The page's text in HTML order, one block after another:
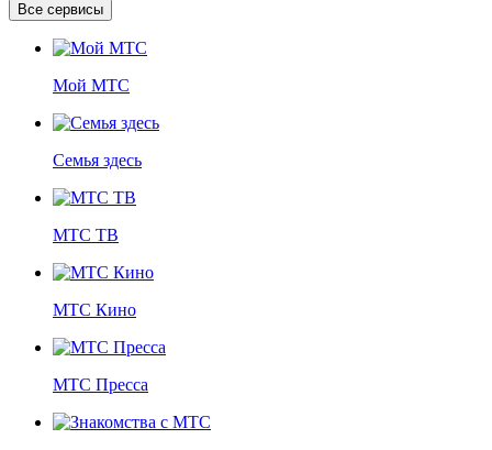
Все сервисы
Мой МТС
Семья здесь
МТС ТВ
МТС Кино
МТС Пресса